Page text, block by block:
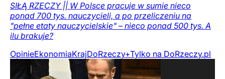
SIŁĄ RZECZY || W Polsce pracuje w sumie nieco
ponad 700 tys. nauczycieli, a po przeliczeniu na
"pełne etaty nauczycielskie" – nieco ponad 500 tys. A
ilu brakuje?
OpinieEkonomiaKrajDoRzeczy+Tylko na DoRzeczy.pl